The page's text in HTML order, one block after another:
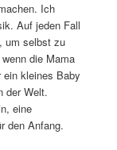
Ich
Auf jeden Fall
um selbst zu
die Mama
kleines Baby
der Welt.
eine
den Anfang.